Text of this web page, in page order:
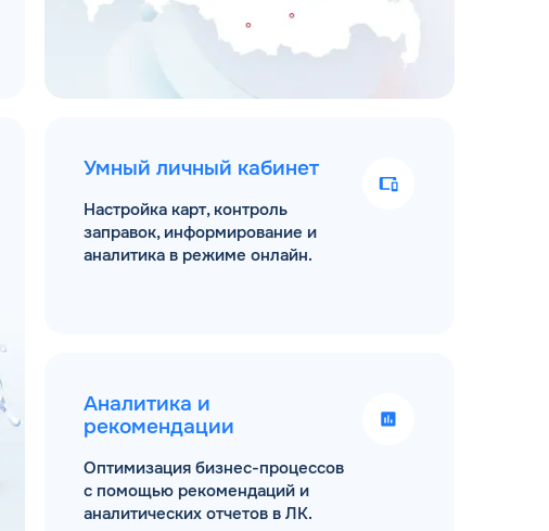
Умный личный кабинет
Настройка карт, контроль
заправок, информирование и
аналитика в режиме онлайн.
Аналитика и
рекомендации
Оптимизация бизнес-процессов
с помощью рекомендаций и
аналитических отчетов в ЛК.